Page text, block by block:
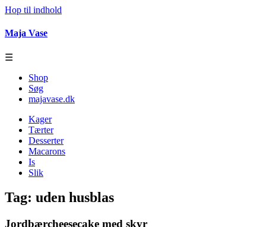
Hop til indhold
Maja Vase
☰
Shop
Søg
majavase.dk
Kager
Tærter
Desserter
Macarons
Is
Slik
Tag: uden husblas
Jordbærcheesecake med skyr